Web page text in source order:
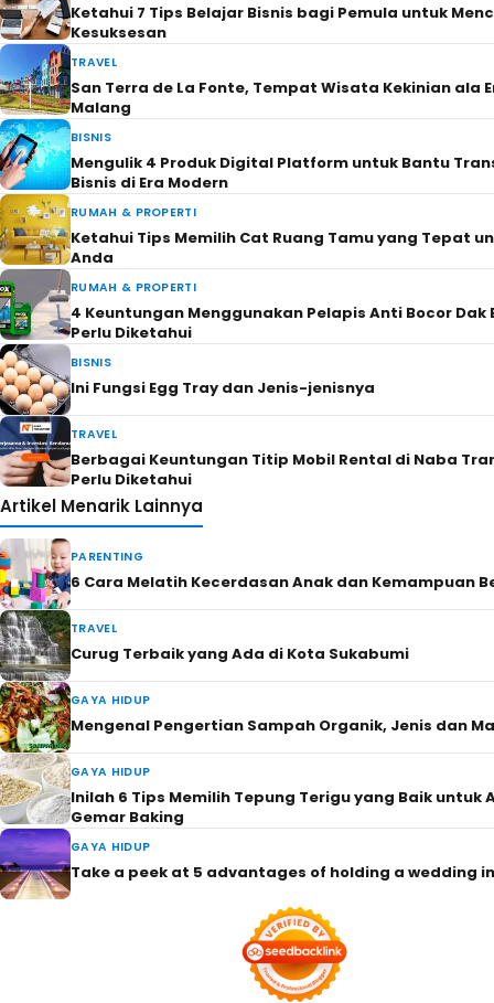
Ketahui 7 Tips Belajar Bisnis bagi Pemula untuk
Kesuksesan
TRAVEL
San Terra de La Fonte, Tempat Wisata Kekinian ala
Malang
BISNIS
Mengulik 4 Produk Digital Platform untuk Bantu
Bisnis di Era Modern
RUMAH & PROPERTI
Ketahui Tips Memilih Cat Ruang Tamu yang Tepat
Anda
RUMAH & PROPERTI
4 Keuntungan Menggunakan Pelapis Anti Bocor Dak
Perlu Diketahui
BISNIS
Ini Fungsi Egg Tray dan Jenis-jenisnya
TRAVEL
Berbagai Keuntungan Titip Mobil Rental di Naba
Perlu Diketahui
Artikel Menarik Lainnya
PARENTING
6 Cara Melatih Kecerdasan Anak dan Kemampuan
TRAVEL
Curug Terbaik yang Ada di Kota Sukabumi
GAYA HIDUP
Mengenal Pengertian Sampah Organik, Jenis dan
GAYA HIDUP
Inilah 6 Tips Memilih Tepung Terigu yang Baik untuk
Gemar Baking
GAYA HIDUP
Take a peek at 5 advantages of holding a wedding